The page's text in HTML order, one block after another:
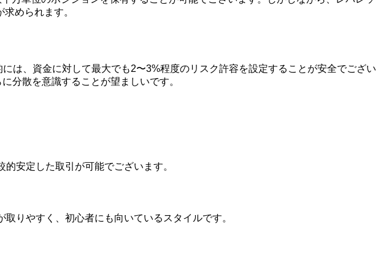
められます。
は、資金に対して最大でも2〜3%程度のリスク許容を設定することが安全でござい
分散を意識することが望ましいです。
安定した取引が可能でございます。
りやすく、初心者にも向いているスタイルです。